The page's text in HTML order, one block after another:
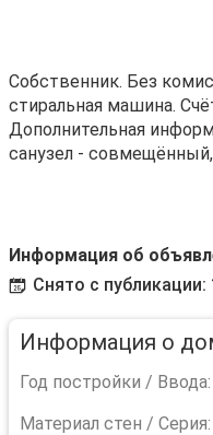
Собственник. Без
стиральная машина.
Дополнительная
санузел -
Информация об
Снято с публикации:
Информация о
Год постройки / Ввода:
Материал стен / Серия: